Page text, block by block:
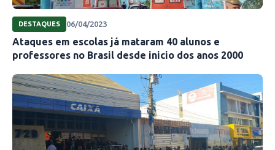
DESTAQUES 06/04/2023
Ataques em escolas já mataram 40 alunos e
professores no Brasil desde inicio dos anos 2000